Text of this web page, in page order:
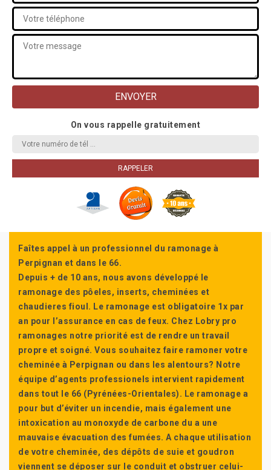
On vous rappelle gratuitement
Faîtes appel à un professionnel du ramonage à
Perpignan et dans le 66.
Depuis + de 10 ans, nous avons développé le
ramonage des pôeles, inserts, cheminées et
chaudieres fioul. Le ramonage est obligatoire 1x par
an pour l’assurance en cas de feux. Chez Lobry pro
ramonages notre priorité est de rendre un travail
propre et soigné. Vous souhaitez faire ramoner votre
cheminée à Perpignan ou dans les alentours? Notre
équipe d’agents professionels intervient rapidement
dans tout le 66 (Pyrénées-Orientales). Le ramonage a
pour but d’éviter un incendie, mais également une
intoxication au monoxyde de carbone du a une
mauvaise évacuation des fumées. A chaque utilisation
de votre cheminée, des dépôts de suie et goudron
viennent se déposer sur le conduit et obstruer celui-